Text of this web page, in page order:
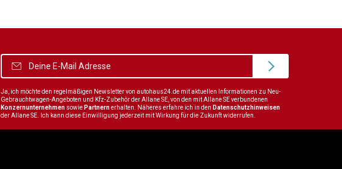
Ja, ich möchte den regelmäßigen Newsletter von autohaus24.de mit aktuellen Informationen zu Neu-
Gebrauchtwagen-Angeboten und Kfz-Zubehör der Allane SE, von den mit Allane SE verbundenen
Konzernunternehmen sowie Partnernerhalten. Näheres erfahre ich in den Datenschutzhinweisen
der Allane SE. Ich kann diese Einwilligung jederzeit mit Wirkung für die Zukunft widerrufen.